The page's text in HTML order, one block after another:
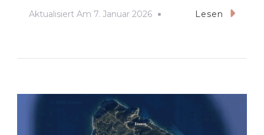
Aktualisiert Am 7. Januar 2026 Lesen